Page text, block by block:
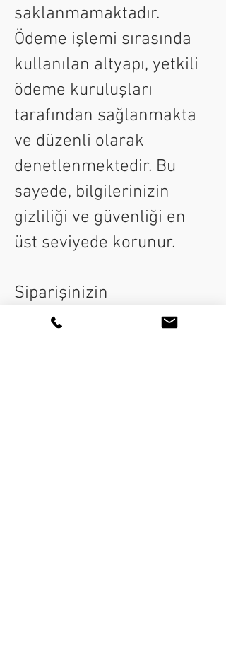
saklanmamaktadır.
Ödeme işlemi sırasında
kullanılan altyapı, yetkili
ödeme kuruluşları
tarafından sağlanmakta
ve düzenli olarak
denetlenmektedir. Bu
sayede, bilgilerinizin
gizliliği ve güvenliği en
üst seviyede korunur.
Siparişinizin
onaylanmasının ardından,